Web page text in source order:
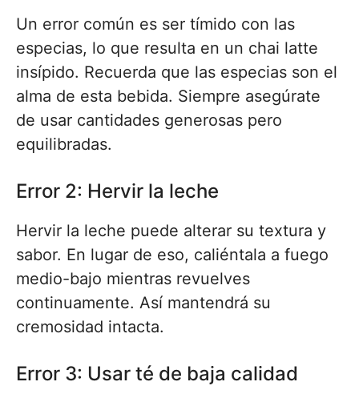
Un error común es ser tímido con las
especias, lo que resulta en un chai latte
insípido. Recuerda que las especias son el
alma de esta bebida. Siempre asegúrate
de usar cantidades generosas pero
equilibradas.
Error 2: Hervir la leche
Hervir la leche puede alterar su textura y
sabor. En lugar de eso, caliéntala a fuego
medio-bajo mientras revuelves
continuamente. Así mantendrá su
cremosidad intacta.
Error 3: Usar té de baja calidad